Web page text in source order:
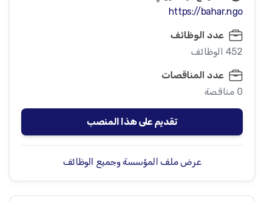
https://bahar.ngo
عدد الوظائف
452 الوظائف
عدد المناقصات
0 مناقصة
تقديم على هذا المنصب
عرض ملف المؤسسة وجميع الوظائف